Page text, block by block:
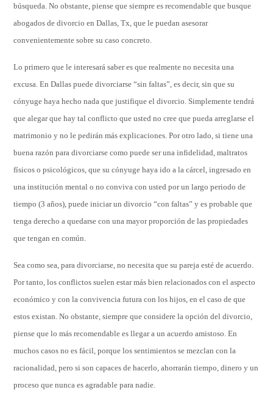
búsqueda. No obstante, piense que siempre es recomendable que busque
abogados de divorcio en Dallas, Tx, que le puedan asesorar
convenientemente sobre su caso concreto.
Lo primero que le interesará saber es que realmente no necesita una
excusa. En Dallas puede divorciarse “sin faltas”, es decir, sin que su
cónyuge haya hecho nada que justifique el divorcio. Simplemente tendrá
que alegar que hay tal conflicto que usted no cree que pueda arreglarse el
matrimonio y no le pedirán más explicaciones. Por otro lado, si tiene una
buena razón para divorciarse como puede ser una infidelidad, maltratos
físicos o psicológicos, que su cónyuge haya ido a la cárcel, ingresado en
una institución mental o no conviva con usted por un largo periodo de
tiempo (3 años), puede iniciar un divorcio “con faltas” y es probable que
tenga derecho a quedarse con una mayor proporción de las propiedades
que tengan en común.
Sea como sea, para divorciarse, no necesita que su pareja esté de acuerdo.
Por tanto, los conflictos suelen estar más bien relacionados con el aspecto
económico y con la convivencia futura con los hijos, en el caso de que
estos existan. No obstante, siempre que considere la opción del divorcio,
piense que lo más recomendable es llegar a un acuerdo amistoso. En
muchos casos no es fácil, porque los sentimientos se mezclan con la
racionalidad, pero si son capaces de hacerlo, ahorrarán tiempo, dinero y un
proceso que nunca es agradable para nadie.